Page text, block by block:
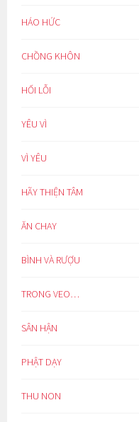
HÁO HỨC
CHỒNG KHÔN
HỐI LỖI
YÊU VÌ
VÌ YÊU
HÃY THIỆN TÂM
ĂN CHAY
BÌNH VÀ RƯỢU
TRONG VEO…
SÂN HẬN
PHẬT DẠY
THU NON